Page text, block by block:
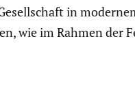
in
wie im Rahmen